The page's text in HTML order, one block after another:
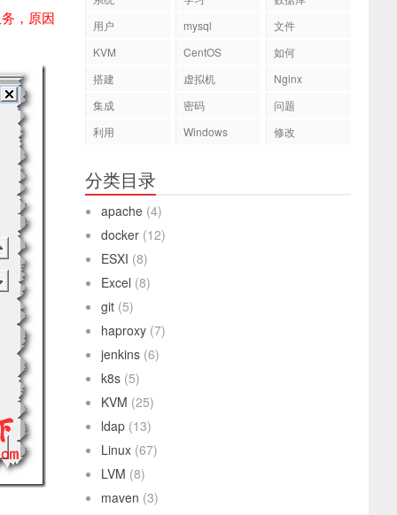
，原因
用户
mysql
文件
KVM
CentOS
如何
搭建
虚拟机
Nginx
集成
密码
问题
利用
Windows 修改
分类目录
apache (4)
docker (12)
ESXI (8)
Excel (8)
git (5)
haproxy (7)
jenkins (6)
k8s (5)
KVM (25)
ldap (13)
Linux (67)
LVM (8)
maven (3)